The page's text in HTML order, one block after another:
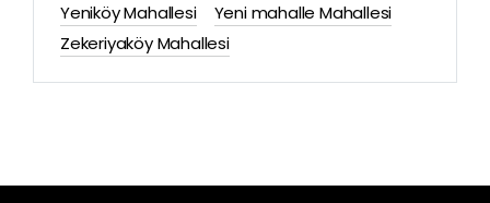
Yeniköy Mahallesi
Yeni mahalle Mahallesi
Zekeriyaköy Mahallesi